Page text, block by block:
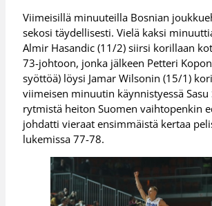
Viimeisillä minuuteilla Bosnian
sekosi täydellisesti. Vielä kaksi
Almir Hasandic (11/2) siirsi korillaan
73-johtoon, jonka jälkeen Petteri
syöttöä) löysi Jamar Wilsonin (15/1)
viimeisen minuutin käynnistyessä Sasu
rytmistä heiton Suomen vaihtopenkin
johdatti vieraat ensimmäistä kertaa
lukemissa 77-78.